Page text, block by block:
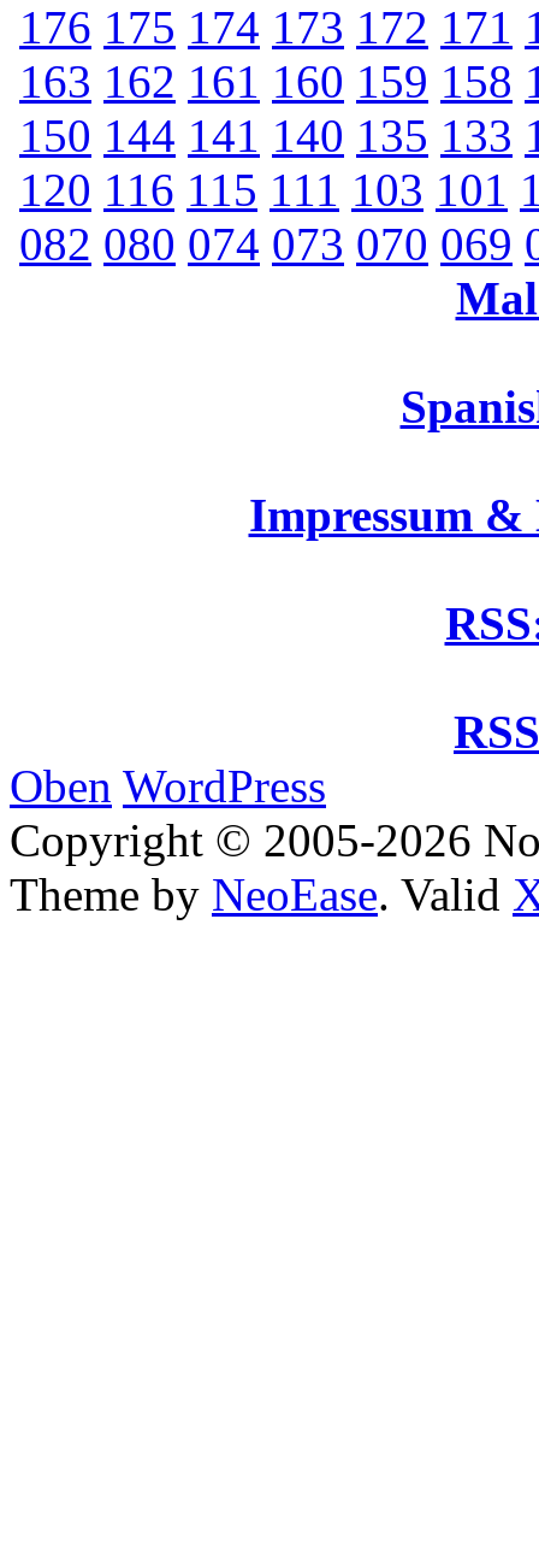
176 175 174 173 172 171
163 162 161 160 159 158
150 144 141 140 135 133
120 116 115 111 103 101
082 080 074 073 070 069
Impressum
Oben WordPress
Copyright © 2005-2026
Theme by NeoEase. Valid